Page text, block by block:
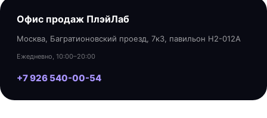
Офис продаж ПлэйЛаб
Москва, Багратионовский проезд, 7к3, павильон H2-012A
Ежедневно, 10:00–20:00
+7 926 540-00-54